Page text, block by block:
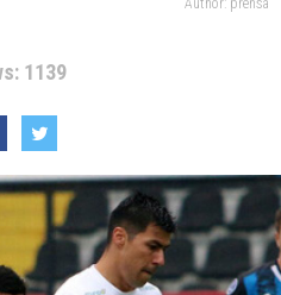
Author: prensa
1139